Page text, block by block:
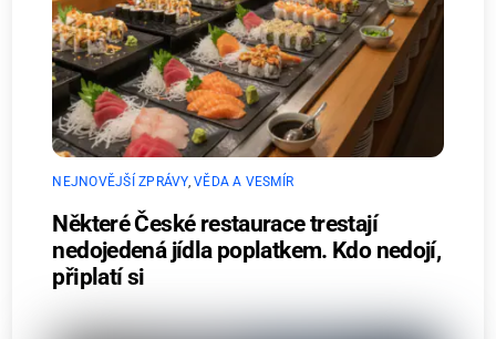
NEJNOVĚJŠÍ ZPRÁVY,VĚDA A VESMÍR
Některé České restaurace trestají
nedojedená jídla poplatkem. Kdo nedojí,
připlatí si